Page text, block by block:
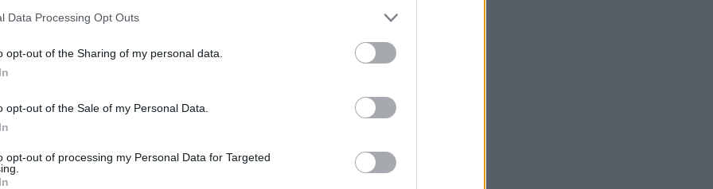
Data Processing Opt Outs
opt-out of the Sharing of my personal data.
opt-out of the Sale of my Personal Data.
opt-out of processing my Personal Data for Targeted
αναγνώρισε το τατουάζ στα
→